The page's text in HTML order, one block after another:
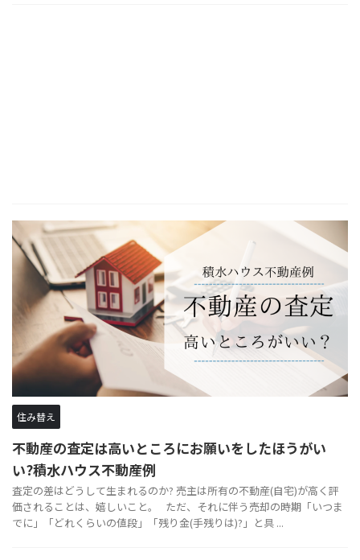
住み替え
不動産の査定は高いところにお願いをしたほうがい
い?積水ハウス不動産例
査定の差はどうして生まれるのか? 売主は所有の不動産(自宅)が高く評
価されることは、嬉しいこと。 ただ、それに伴う売却の時期「いつま
でに」「どれくらいの値段」「残り金(手残りは)?」と具 ...